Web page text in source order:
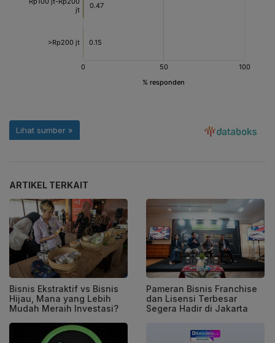
ARTIKEL TERKAIT
Bisnis Ekstraktif vs Bisnis
Hijau, Mana yang Lebih
Mudah Meraih Investasi?
Pameran Bisnis Franchise
dan Lisensi Terbesar
Segera Hadir di Jakarta